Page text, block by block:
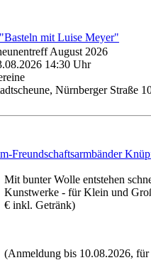
mit Luise Meyer"
14:30 Uhr
Nürnberger Straße
Freundschaftsarmbänder
Mit bunter Wolle entstehen
Kunstwerke - für Klein und
€ inkl. Getränk)
(Anmeldung bis 10.08.2026, für